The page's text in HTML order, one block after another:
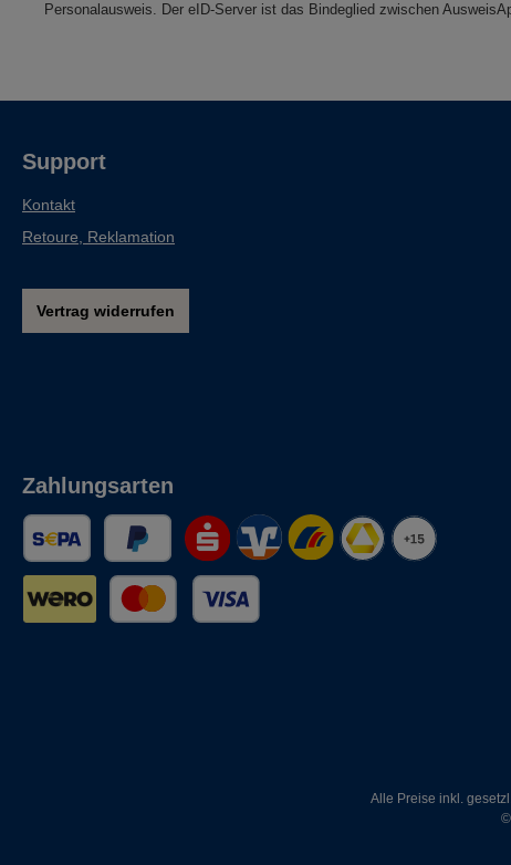
Personalausweis. Der eID-Server ist das Bindeglied zwischen
Support
Kontakt
Retoure, Reklamation
Vertrag widerrufen
Zahlungsarten
Alle Preise inkl.
©